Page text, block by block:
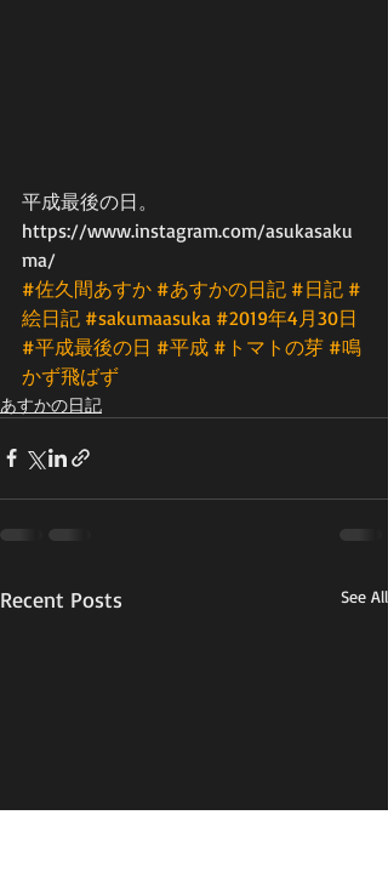
平成最後の日。
https://www.instagram.com/asukasaku
ma/
#佐久間あすか #あすかの日記 #日記 #
絵日記 #sakumaasuka #2019年4月30日
#平成最後の日 #平成 #トマトの芽 #鳴
かず飛ばず
あすかの日記
Recent Posts See All